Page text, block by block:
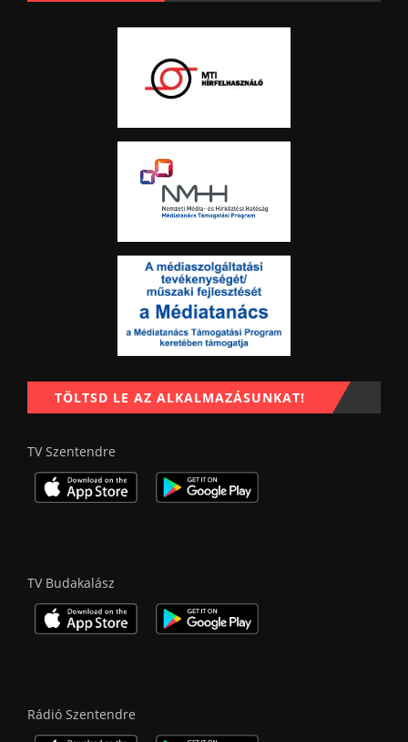
TÖLTSD LE AZ ALKALMAZÁSUNKAT!
TV Szentendre
TV Budakalász
Rádió Szentendre